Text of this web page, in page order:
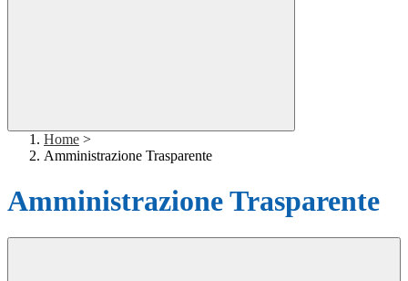
Home >
Amministrazione Trasparente
Amministrazione Trasparente